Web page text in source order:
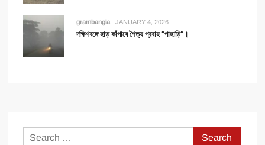
grambangla JANUARY 4, 2026
দক্ষিণবঙ্গে হাড় কাঁপাবে শৈত্য প্রবাহ “পাহাড়ি”।
Search